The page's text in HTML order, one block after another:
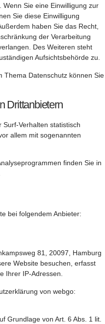
Sie eine Einwilligung zur
Sie diese Einwilligung
haben Sie das Recht,
der Verarbeitung
Des Weiteren steht
Aufsichtsbehörde zu.
Thema Datenschutz können Sie
Dritt­anbietern
Surf-Verhalten statistisch
allem mit sogenannten
finden Sie in
bei folgendem Anbieter:
81, 20097, Hamburg
Website besuchen, erfasst
Ihrer IP-Adressen.
von webgo:
Grundlage von Art. 6 Abs. 1 lit.